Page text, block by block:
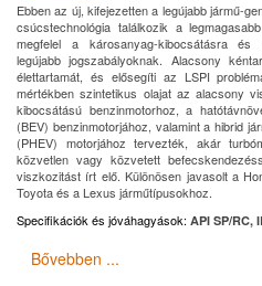
Ebben az új, kifejezetten a legújabb jármű-
csúcstechnológia találkozik a
megfelel a károsanyag-kibocsátásra és
legújabb jogszabályoknak. Alacsony
élettartamát, és elősegíti az LSPI
mértékben szintetikus olajat az alacsony
kibocsátású benzinmotorhoz, a
(BEV) benzinmotorjához, valamint a hibrid
(PHEV) motorjához tervezték, akár
közvetlen vagy közvetett
viszkozitást írt elő. Különösen javasolt a
Toyota és a Lexus járműtípusokhoz.
Specifikációk és jóváhagyások: API SP/RC,
Bővebben ...